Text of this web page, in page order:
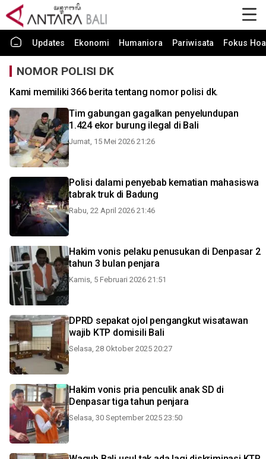
Updates Ekonomi Humaniora Pariwisata Fokus
NOMOR POLISI DK
Kami memiliki 366 berita tentang nomor polisi dk.
Tim gabungan gagalkan penyelundupan
1.424 ekor burung ilegal di Bali
Jumat, 15 Mei 2026 21:26
Polisi dalami penyebab kematian mahasiswa
tabrak truk di Badung
Rabu, 22 April 2026 21:46
Hakim vonis pelaku penusukan di Denpasar 2
tahun 3 bulan penjara
Kamis, 5 Februari 2026 21:51
DPRD sepakat ojol pengangkut wisatawan
wajib KTP domisili Bali
Selasa, 28 Oktober 2025 20:27
Hakim vonis pria penculik anak SD di
Denpasar tiga tahun penjara
Selasa, 30 September 2025 23:50